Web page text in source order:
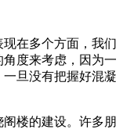
在多个方面，我们
度来考虑，因为一
旦没有把握好混凝
楼的建设。许多朋